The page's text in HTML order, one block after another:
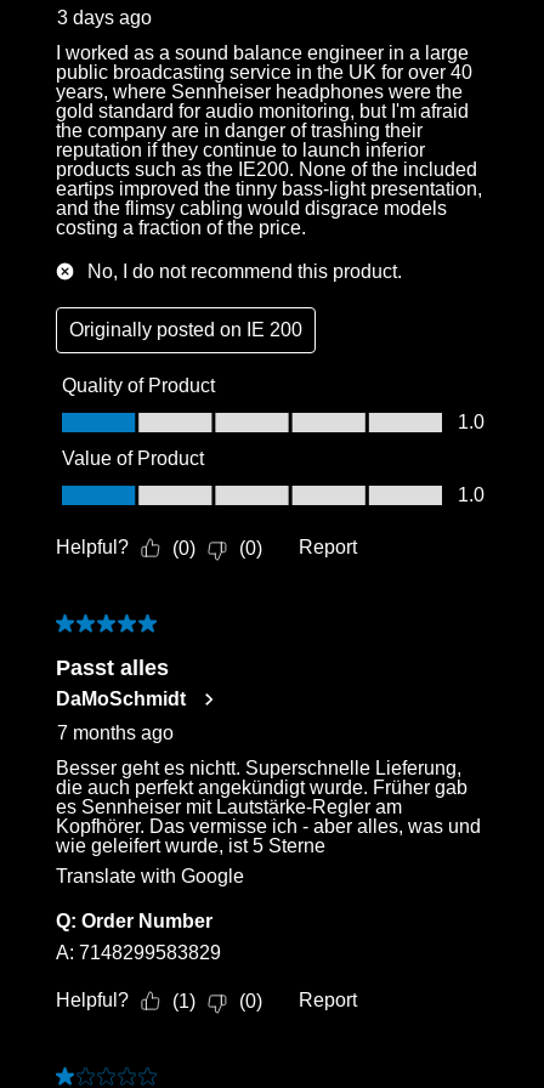
3 days ago
I worked as a sound balance engineer in a large
public broadcasting service in the UK for over 40
years, where Sennheiser headphones were the
gold standard for audio monitoring, but I'm afraid
the company are in danger of trashing their
reputation if they continue to launch inferior
products such as the IE200. None of the included
eartips improved the tinny bass-light presentation,
and the flimsy cabling would disgrace models
costing a fraction of the price.
No, I do not recommend this product.
Originally posted on IE 200
Quality of Product
Quality of Product, 1.0 out of 5
1.0
Value of Product
Value of Product, 1.0 out of 5
1.0
Helpful? (0) (0) Report
5 out of 5 stars.
Passt alles
DaMoSchmidt
7 months ago
Besser geht es nichtt. Superschnelle Lieferung,
die auch perfekt angekündigt wurde. Früher gab
es Sennheiser mit Lautstärke-Regler am
Kopfhörer. Das vermisse ich - aber alles, was und
wie geleifert wurde, ist 5 Sterne
Translate with Google
Q: Order Number
A: 7148299583829
Helpful? (1) (0) Report
1 out of 5 stars.